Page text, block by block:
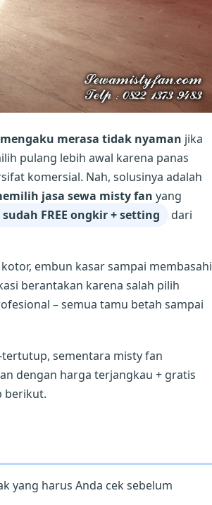
merasa tidak nyaman jika
pulang lebih awal karena panas
komersial. Nah, solusinya adalah
jasa sewa misty fan yang
FREE ongkir + setting
dari
embun kasar sampai membasahi
berantakan karena salah pilih
– semua tamu betah sampai
sementara misty fan
dengan harga terjangkau + gratis
berikut.
yang harus Anda cek sebelum